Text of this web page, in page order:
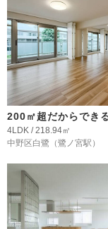
200㎡超だからでき
4LDK / 218.94㎡
中野区白鷺 （鷺ノ宮駅）